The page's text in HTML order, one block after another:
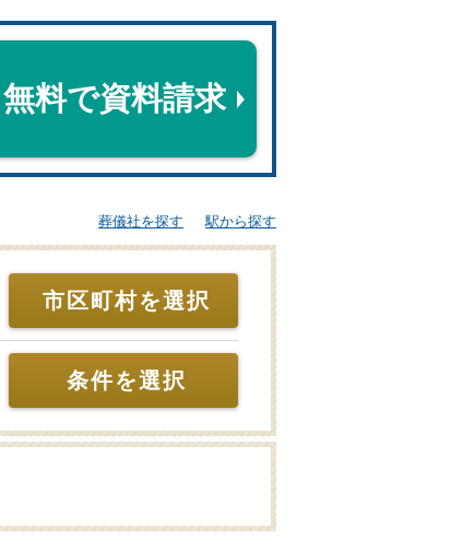
無料で資料請求
葬儀社を探す 駅から探す
市区町村を選択
条件を選択